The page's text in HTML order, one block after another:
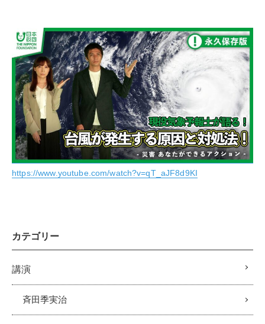
https://www.youtube.com/watch?v=qT_aJF8d9KI
カテゴリー
講演
斉田季実治